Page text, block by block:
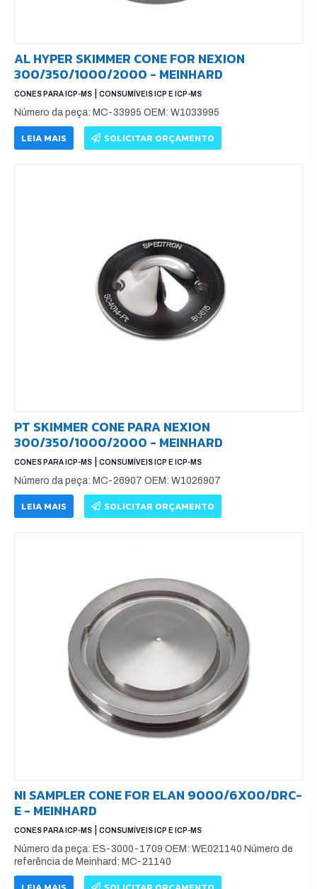
AL HYPER SKIMMER CONE FOR NEXION
300/350/1000/2000 - MEINHARD
CONES PARA ICP-MS CONSUMÍVEIS ICP E ICP-MS
Número da peça: MC-33995 OEM: W1033995
LEIA MAIS SOLICITAR ORÇAMENTO
PT SKIMMER CONE PARA NEXION
300/350/1000/2000 - MEINHARD
CONES PARA ICP-MS CONSUMÍVEIS ICP E ICP-MS
Número da peça: MC-26907 OEM: W1026907
LEIA MAIS SOLICITAR ORÇAMENTO
NI SAMPLER CONE FOR ELAN 9000/6X00/DRC-
E - MEINHARD
CONES PARA ICP-MS CONSUMÍVEIS ICP E ICP-MS
Número da peça: ES-3000-1709 OEM: WE021140 Número de
referência de Meinhard: MC-21140